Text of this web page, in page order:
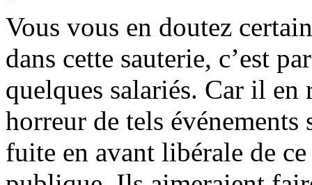
Vous vous en doutez
dans cette sauterie, c’est
quelques salariés. Car il en
horreur de tels événements
fuite en avant libérale de